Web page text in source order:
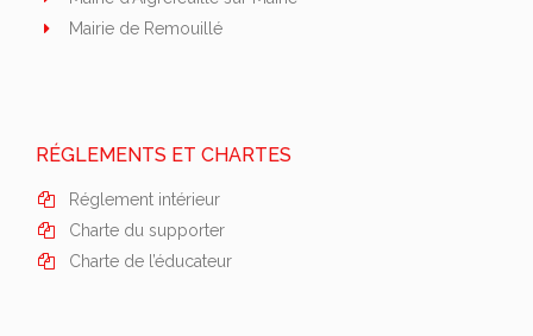
Mairie de Remouillé
RÉGLEMENTS ET CHARTES
Réglement intérieur
Charte du supporter
Charte de l’éducateur